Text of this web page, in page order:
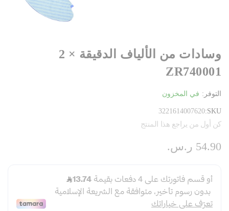
وسادات من الألياف الدقيقة × 2
ZR740001
التوفر: في المخزون
SKU
3221614007620
كن أول من يراجع هذا المنتج
54.90 ر.س.‏